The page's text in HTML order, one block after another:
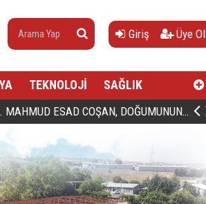
Giriş Üye Ol
TEKNOLOJİ SAĞLIK
ESAD COŞAN, DOĞUMUNUN HİCRÎ 91. YILINDA ELAZIĞ'DA YÂD EDİLECEK